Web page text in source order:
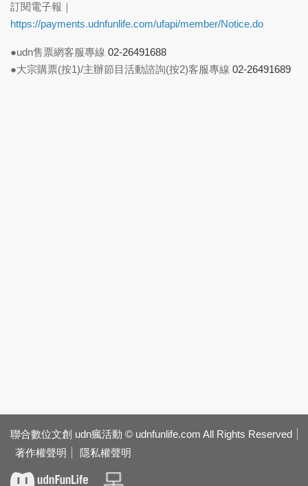
訂閱電子報｜
https://payments.udnfunlife.com/ufapi/member/Notice.do
●udn售票網客服專線 02-26491688
●大宗購票(按1)/主辦節目活動諮詢(按2)客服專線 02-26491689
聯合數位文創 udn瘋活動 © udnfunlife.com All Rights Reserved
著作權聲明
隱私權聲明